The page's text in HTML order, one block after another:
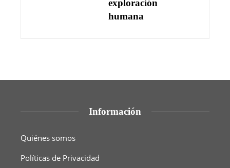
exploración
humana
Información
Quiénes somos
Políticas de Privacidad